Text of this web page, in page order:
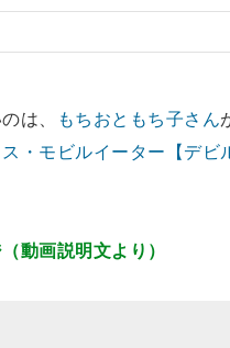
は、 もちおともち子さん
・モビルイーター【デビ
動画説明文より）